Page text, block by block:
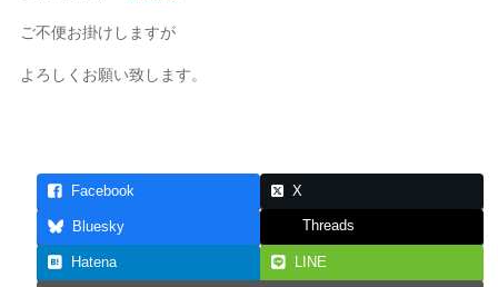
ご不便お掛けしますが
よろしくお願い致します。
Facebook X
Bluesky Threads
Hatena LINE